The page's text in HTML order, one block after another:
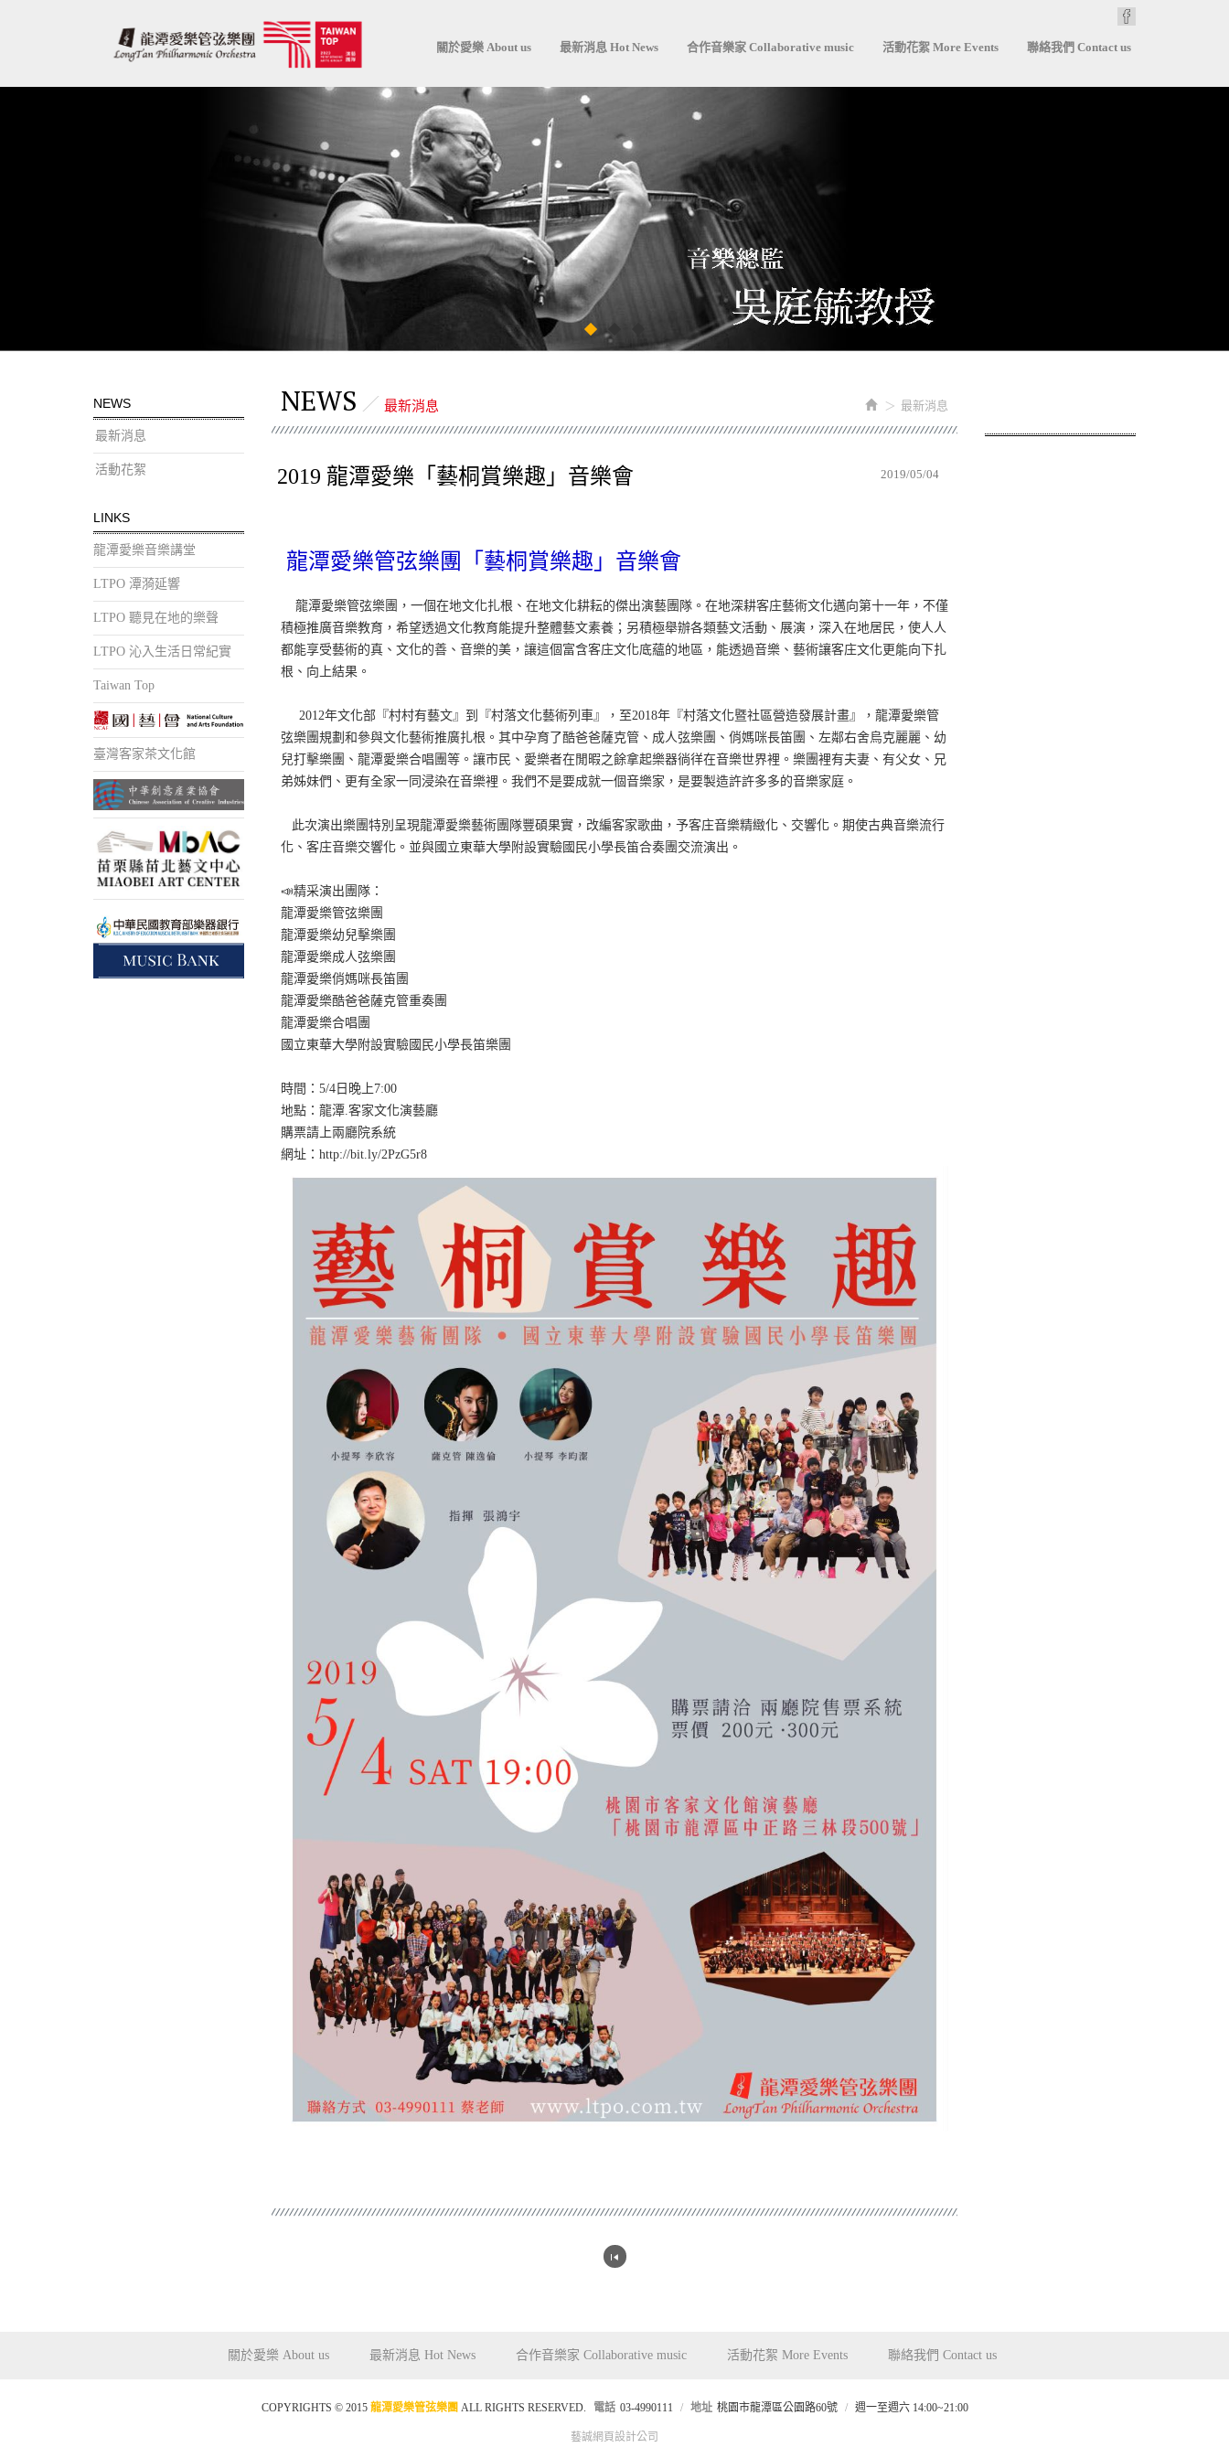
關於愛樂 About us 最新消息 Hot News 合作音樂家 Collaborative music 活動花絮 More Events 聯絡我們 Contact us
NEWS
最新消息
活動花絮
LINKS
龍潭愛樂音樂講堂
LTPO 潭漪延響
LTPO 聽見在地的樂聲
LTPO 沁入生活日常紀實
Taiwan Top
臺灣客家茶文化館
最新消息
NEWS 最新消息
2019/05/04
2019 龍潭愛樂「藝桐賞樂趣」音樂會
龍潭愛樂管弦樂團「藝桐賞樂趣」音樂會
龍潭愛樂管弦樂團，一個在地文化扎根、在地文化耕耘的傑出演藝團隊。在地深耕客庄藝術文化邁向第十一年，不僅
積極推廣音樂教育，希望透過文化教育能提升整體藝文素養；另積極舉辦各類藝文活動、展演，深入在地居民，使人人
都能享受藝術的真、文化的善、音樂的美，讓這個富含客庄文化底蘊的地區，能透過音樂、藝術讓客庄文化更能向下扎
根、向上結果。
2012年文化部『村村有藝文』到『村落文化藝術列車』，至2018年『村落文化暨社區營造發展計畫』，龍潭愛樂管
弦樂團規劃和參與文化藝術推廣扎根。其中孕育了酷爸爸薩克管、成人弦樂團、俏媽咪長笛團、左鄰右舍烏克麗麗、幼
兒打擊樂團、龍潭愛樂合唱團等。讓市民、愛樂者在閒暇之餘拿起樂器徜徉在音樂世界裡。樂團裡有夫妻、有父女、兄
弟姊妹們、更有全家一同浸染在音樂裡。我們不是要成就一個音樂家，是要製造許許多多的音樂家庭。
此次演出樂團特別呈現龍潭愛樂藝術團隊豐碩果實，改編客家歌曲，予客庄音樂精緻化、交響化。期使古典音樂流行
化、客庄音樂交響化。並與國立東華大學附設實驗國民小學長笛合奏團交流演出。
📣精采演出團隊：
龍潭愛樂管弦樂團
龍潭愛樂幼兒擊樂團
龍潭愛樂成人弦樂團
龍潭愛樂俏媽咪長笛團
龍潭愛樂酷爸爸薩克管重奏團
龍潭愛樂合唱團
國立東華大學附設實驗國民小學長笛樂團
時間：5/4日晚上7:00
地點：龍潭.客家文化演藝廳
購票請上兩廳院系統
網址：http://bit.ly/2PzG5r8
關於愛樂 About us 最新消息 Hot News 合作音樂家 Collaborative music 活動花絮 More Events 聯絡我們 Contact us
COPYRIGHTS © 2015 龍潭愛樂管弦樂團 ALL RIGHTS RESERVED. 電話 03-4990111 地址 桃園市龍潭區公園路60號 週一至週六 14:00~21:00
藝誠網頁設計公司